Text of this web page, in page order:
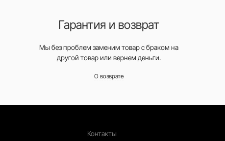
Гарантия и возврат
Мы без проблем заменим товар с браком на
другой товар или вернем деньги.
О возврате
Контакты